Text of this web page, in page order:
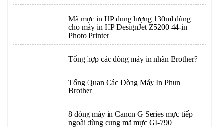
Mã mực in HP dung lượng 130ml dùng
cho máy in HP DesignJet Z5200 44-in
Photo Printer
Tổng hợp các dòng máy in nhãn Brother?
Tổng Quan Các Dòng Máy In Phun
Brother
8 dòng máy in Canon G Series mực tiếp
ngoài dùng cung mã mực GI-790